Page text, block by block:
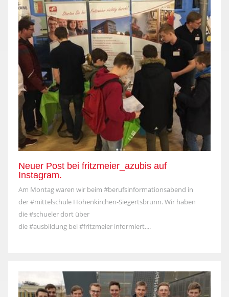
Neuer Post bei fritzmeier_azubis auf
Instagram.
Am Montag waren wir beim #berufsinformationsabend in
der #mittelschule Höhenkirchen-Siegertsbrunn. Wir haben
die #schueler dort über
die #ausbildung bei #fritzmeier informiert....